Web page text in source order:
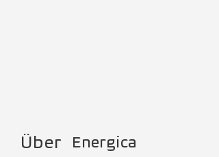
Über Energica